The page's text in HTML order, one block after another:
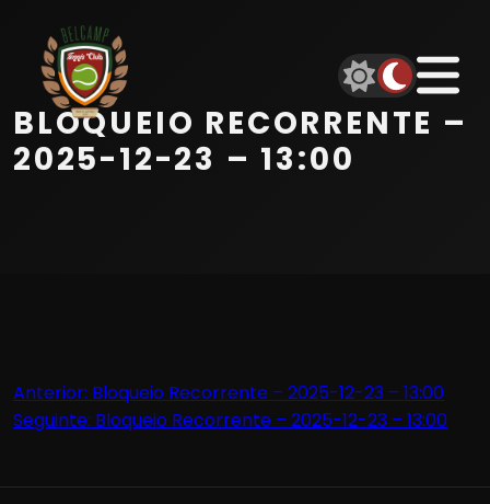
Início
Equipa
Serviços
Beach Tennis
BLOQUEIO RECORRENTE –
2025-12-23 – 13:00
Navegação
de
Anterior: Bloqueio Recorrente – 2025-12-23 – 13:00
Seguinte: Bloqueio Recorrente – 2025-12-23 – 13:00